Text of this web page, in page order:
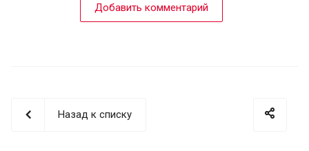
Добавить комментарий
Назад к списку